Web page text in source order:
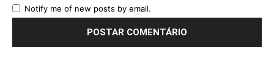
Notify me of new posts by email.